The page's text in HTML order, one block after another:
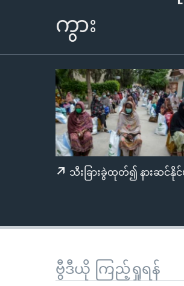
လက်များ
ကွား
သီးခြားခွဲထုတ်၍ နားဆင်နို
ဗွီဒီယို ကြည့်ရှုရန်